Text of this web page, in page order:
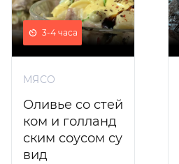
3-4 часа
МЯСО
Оливье со стей
ком и голланд
ским соусом су
вид